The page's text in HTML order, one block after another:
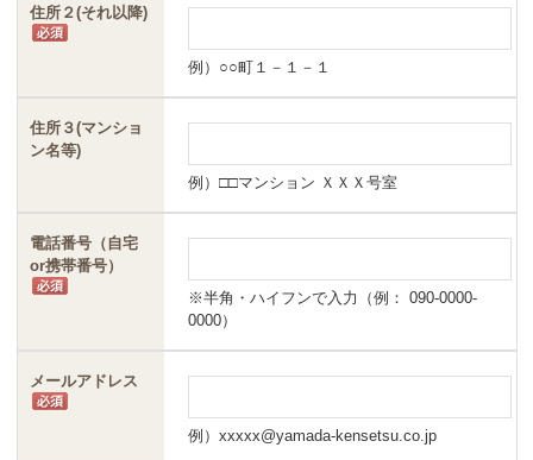
住所２(それ以降)
例）○○町１－１－１
住所３(マンショ
ン名等)
例）□□マンション ＸＸＸ号室
電話番号（自宅
or携帯番号）
※半角・ハイフンで入力（例： 090-0000-
0000）
メールアドレス
例）xxxxx@yamada-kensetsu.co.jp